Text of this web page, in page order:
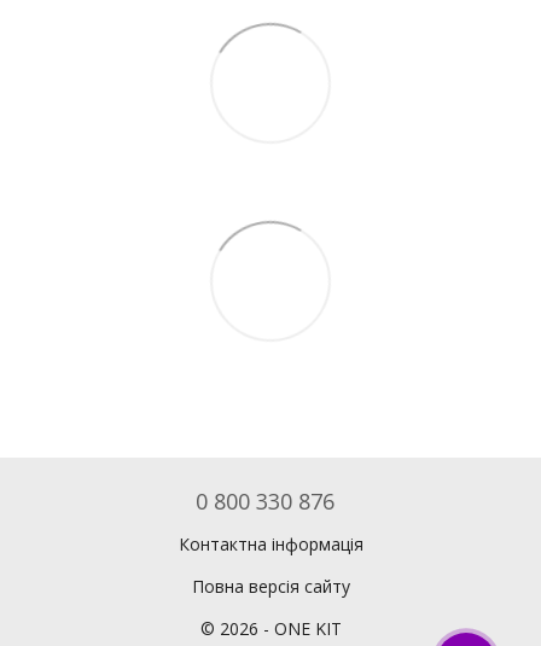
0 800 330 876
Контактна інформація
Повна версія сайту
© 2026 - ONE KIT